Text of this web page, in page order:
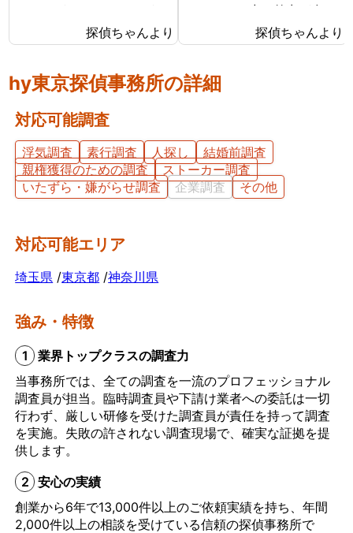
お金のことが気になってな
かなか探偵に相談ができず
内で調査をしてくれるとこ
としました。 彼は今でも、
自分が調査対象になったこ
とを知らずにいると思いま
す。結果が出るまでは心配
でしたが、彼が浮気をして
しかったです。
探偵ちゃんより
からです。少し外出が多く
なり帰りも遅くなっていて
外で男と密会しているので
た。 探偵には妻が外でどん
ほど経ち、妻の帰りが遅く
なったことがあり、探偵か
らもその日の妻の行動がわ
かったと連絡がありまし
反省して男とは別れたよう
う冷めていることがわかっ
たので、離婚しようという
ことになりました。探偵は
とをおすすめします。
探偵ちゃんより
hy東京探偵事務所の詳細
対応可能調査
浮気調査 素行調査 人探し
結婚前調査
親権獲得のための調査
ストーカー調査
いたずら・嫌がらせ調査
企業調査 その他
対応可能エリア
埼玉県 /東京都 /神奈川県
強み・特徴
1
業界トップクラスの調査力
当事務所では、全ての調査を一流のプロフェッショナル
調査員が担当。臨時調査員や下請け業者への委託は一切
行わず、厳しい研修を受けた調査員が責任を持って調査
を実施。失敗の許されない調査現場で、確実な証拠を提
供します。
2
安心の実績
創業から6年で13,000件以上のご依頼実績を持ち、年間
2,000件以上の相談を受けている信頼の探偵事務所で